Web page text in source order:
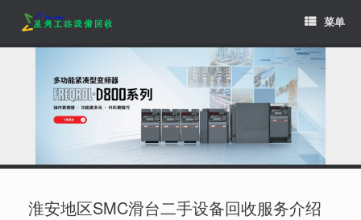
content
菜单
淮安地区SMC滑台二手设备回收服务介绍